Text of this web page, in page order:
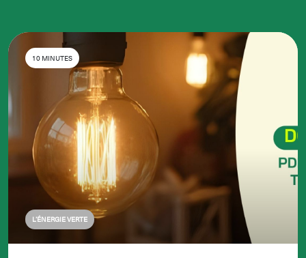
10 MINUTES
L’ÉNERGIE VERTE